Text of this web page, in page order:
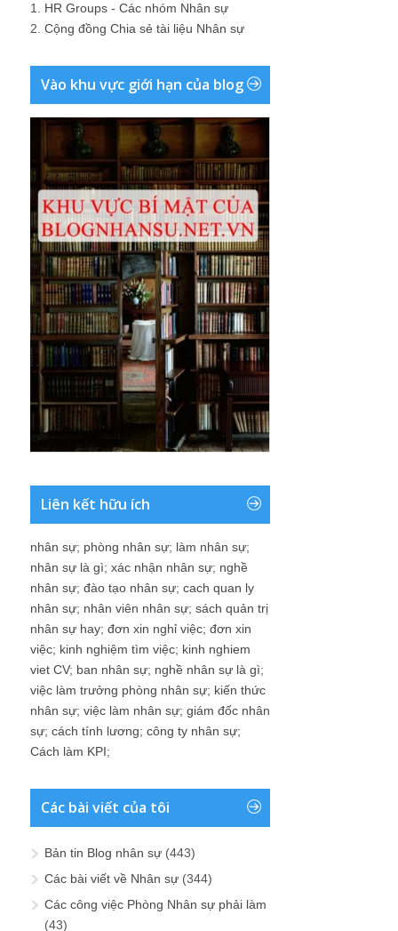
1. HR Groups - Các nhóm Nhân sự
2. Cộng đồng Chia sẻ tài liệu Nhân sự
Vào khu vực giới hạn của blog
Liên kết hữu ích
nhân sự; phòng nhân sự; làm nhân sự;
nhân sự là gì; xác nhận nhân sự; nghề
nhân sự; đào tạo nhân sự; cach quan ly
nhân sự; nhân viên nhân sự; sách quản trị
nhân sự hay; đơn xin nghỉ việc; đơn xin
việc; kinh nghiệm tìm việc; kinh nghiem
viet CV; ban nhân sự; nghề nhân sự là gì;
việc làm trưởng phòng nhân sự; kiến thức
nhân sự; việc làm nhân sự; giám đốc nhân
sự; cách tính lương; công ty nhân sự;
Cách làm KPI;
Các bài viết của tôi
Bản tin Blog nhân sự (443)
Các bài viết về Nhân sự (344)
Các công việc Phòng Nhân sự phải làm
(43)